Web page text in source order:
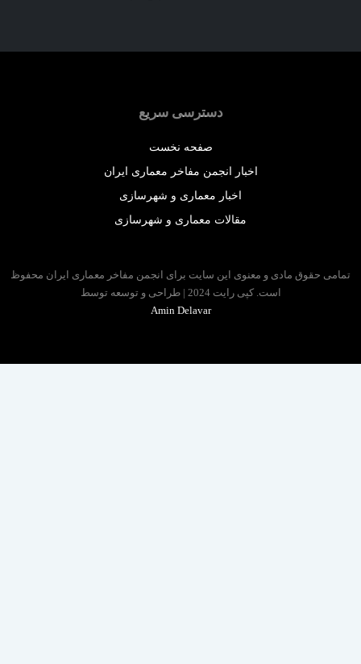
دسترسی سریع
صفحه نخست
اخبار انجمن مفاخر معماری ایران
اخبار معماری و شهرسازی
مقالات معماری و شهرسازی
حقوق مادی و معنوی این سایت برای انجمن مفاخر معماری ایران محفوظ
است. کپی رایت 2024 | طراحی و توسعه توسط
Amin Delavar